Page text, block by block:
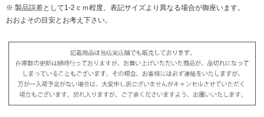
※ 製品誤差として1-2ｃｍ程度、表記サイズより異なる場合が御座います。
おおよその目安とお考え下さい。